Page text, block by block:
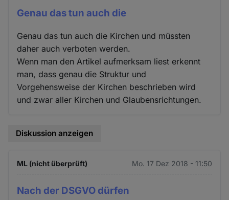
Genau das tun auch die
Genau das tun auch die Kirchen und müssten
daher auch verboten werden.
Wenn man den Artikel aufmerksam liest erkennt
man, dass genau die Struktur und
Vorgehensweise der Kirchen beschrieben wird
und zwar aller Kirchen und Glaubensrichtungen.
Diskussion anzeigen
ML (nicht überprüft) Mo. 17 Dez 2018 - 11:50
Nach der DSGVO dürfen